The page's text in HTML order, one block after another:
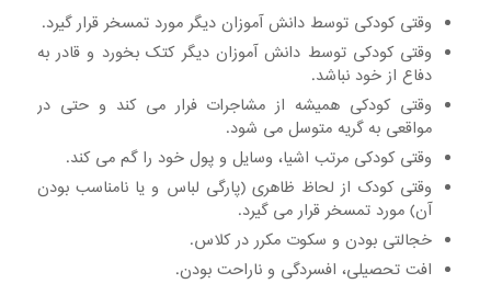
وقتی‌ کودکی‌ توسط‌ دانش‌ آموزان‌ دیگر مورد تمسخر قرار گیرد.
وقتی‌ کودکی‌ توسط‌ دانش ‌آموزان‌ دیگر کتک‌ بخورد و قادر به‌
دفاع‌ از خود نباشد.
وقتی‌ کودکی‌ همیشه‌ از مشاجرات‌ فرار می‌ کند و حتی‌ در
مواقعی‌ به‌ گریه‌ متوسل‌ می ‌شود.
وقتی‌ کودکی‌ مرتب‌ اشیا، وسایل‌ و پول‌ خود را گم‌ می ‌کند.
وقتی‌ کودک‌ از لحاظ‌ ظاهری‌ (پارگی‌ لباس‌ و یا نامناسب ‌بودن‌
آن) مورد تمسخر قرار می‌ گیرد.
خجالتی ‌بودن‌ و سکوت‌ مکرر در کلاس.
افت‌ تحصیلی، افسردگی‌ و ناراحت ‌بودن.